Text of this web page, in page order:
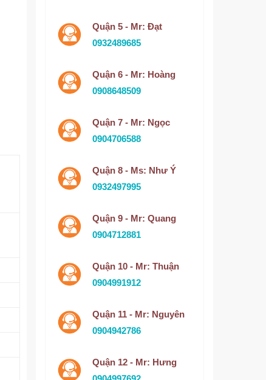
Quận 5 - Mr: Đạt
0932489685
Quận 6 - Mr: Hoàng
0908648509
Quận 7 - Mr: Ngọc
0904706588
Quận 8 - Ms: Như Ý
0932497995
Quận 9 - Mr: Quang
0904712881
Quận 10 - Mr: Thuận
0904991912
Quận 11 - Mr: Nguyên
0904942786
Quận 12 - Mr: Hưng